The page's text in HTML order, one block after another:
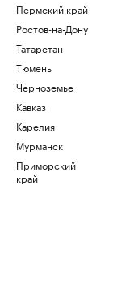
Пермский край
Ростов-на-Дону
Татарстан
Тюмень
Черноземье
Кавказ
Карелия
Мурманск
Приморский
край